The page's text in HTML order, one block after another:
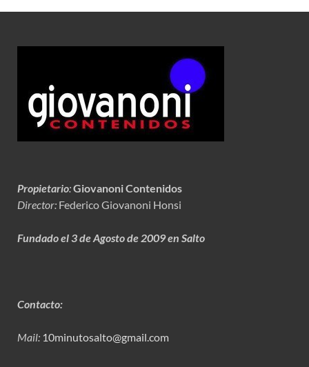
Propietario:Giovanoni Contenidos
Director: Federico Giovanoni Honsi
Fundado el 3 de Agosto de 2009 en Salto
Contacto:
Mail: 10minutosalto@gmail.com